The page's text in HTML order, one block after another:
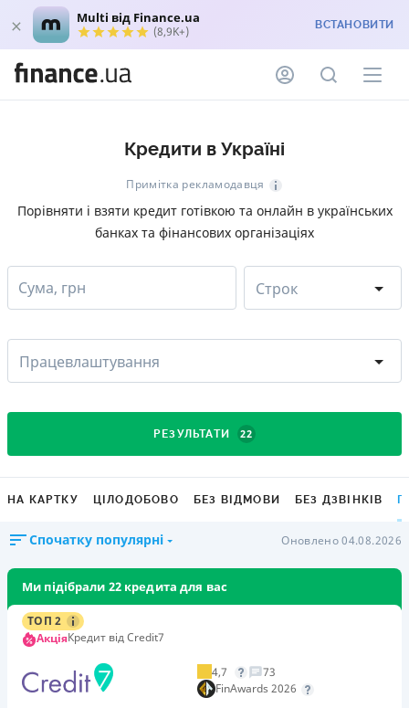
Multi від Finance.ua
(8,9K+) ВСТАНОВИТИ
Кредити в Україні
Примітка рекламодавця
Порівняти і взяти кредит готівкою та онлайн в українських
банках та фінансових організаціях
Сума, грн Строк
Працевлаштування
РЕЗУЛЬТАТИ 22
НА КАРТКУ ЦІЛОДОБОВО БЕЗ ВІДМОВИ БЕЗ ДЗВІНКІВ
Спочатку популярні Оновлено 04.08.2026
Ми підібрали 22 кредита для вас
ТОП 2
АкціяКредит від Credit7
4,7
73
FinAwards 2026